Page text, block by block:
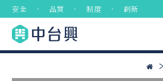
安全 ． 品質 ． 制度 ． 創新